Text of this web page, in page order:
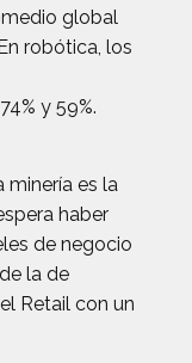
global
robótica, los
y 59%.
minería es la
haber
de negocio
la de
Retail con un